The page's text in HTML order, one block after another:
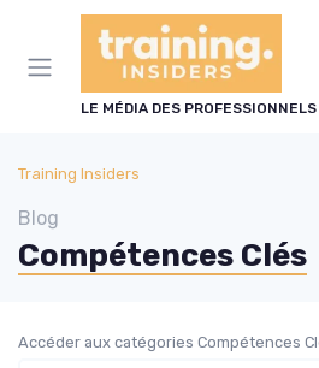
LE MÉDIA DES
Training Insiders
Blog
Compétences Clés
Accéder aux catégories Compétences
Panneau de gestion des cookies